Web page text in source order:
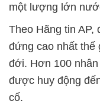
một lượng lớn
Theo Hãng tin AP,
đứng cao nhất thế
đới. Hơn 100
được huy động
cố.